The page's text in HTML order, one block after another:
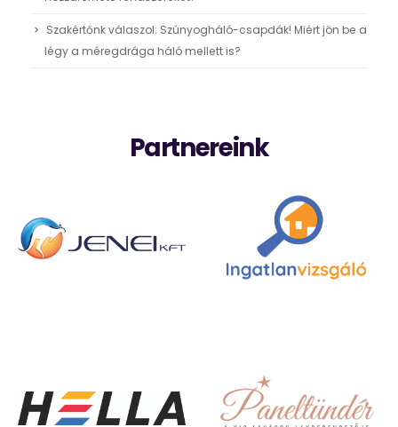
Szakértőnk válaszol: Szúnyogháló-csapdák! Miért jön be a
légy a méregdrága háló mellett is?
Partnereink